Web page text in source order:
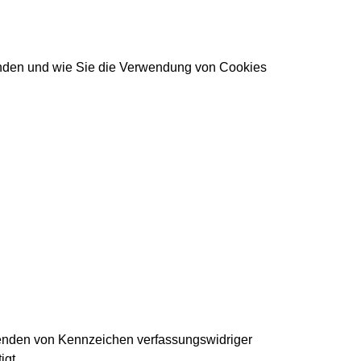
und wie Sie die Verwendung von Cookies
von Kennzeichen verfassungswidriger